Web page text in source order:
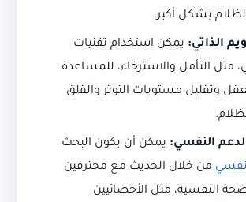
بشكل أكبر.
الذاتي: يمكن استخدام تقنيات
مثل التأمل والاسترخاء، للمساعدة
وتقليل مستويات التوتر والقلق
النفسي: يمكن أن يكون البحث
من خلال الحديث مع محترفين
النفسية، مثل الأخصائيين